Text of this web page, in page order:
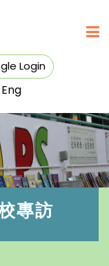
Login
Eng
專訪